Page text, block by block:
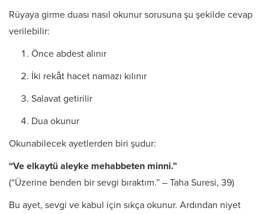
Rüyaya girme duası nasıl okunur sorusuna şu şekilde cevap
verilebilir:
Önce abdest alınır
İki rekât hacet namazı kılınır
Salavat getirilir
Dua okunur
Okunabilecek ayetlerden biri şudur:
“Ve elkaytü aleyke mehabbeten minni.”
(“Üzerine benden bir sevgi bıraktım.” – Taha Suresi, 39)
Bu ayet, sevgi ve kabul için sıkça okunur. Ardından niyet